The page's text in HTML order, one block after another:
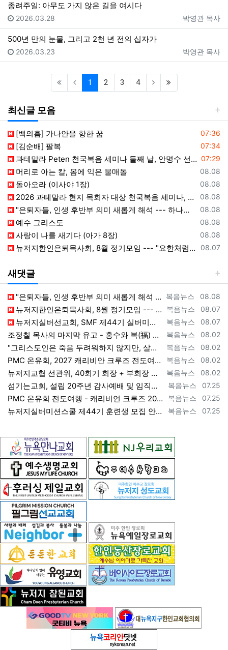
종려주일: 아무도 가지 않은 길을 여시다
등록자
박영관 목사
등록일
2026.03.28
500년 만의 눈물, 그리고 2천 년 전의 십자가
등록자
박영관 목사
등록일
2026.03.23
1 (current)
2 3 4
최신글 모음
등록일
07:36
[백의흠] 가나안을 향한 꿈
등록일
07:34
[김순배] 팔복
등록일
07:29
과테말라 Peten 천국복음 세미나 둘째 날, 안명수 선교사 강의와 수료식 진행
등록일
08.08
머리로 아는 칼, 몸에 익은 물매돌
등록일
08.08
돌아오라 (이사야 1장)
등록일
08.08
2026 과테말라 현지 목회자 대상 천국복음 세미나, Peten 지역서 시작
등록일
08.08
"은퇴자들, 인생 후반부 의미 새롭게 해석 --- 하나님(복음+선교) 길에 나서자"
등록일
08.08
예수 그리스도
등록일
08.08
사랑이 나를 새기다 (아가 8장)
등록일
08.07
뉴저지한인은퇴목사회, 8월 정기모임 --- "요한처럼 예수님만 높이며 살자"
새댓글
등록자
복음뉴스 등록일
08.08
"은퇴자들, 인생 후반부 의미 새롭게 해석 --- 하나님(복음+선교)길에 나서자" [2026년 8월 8일 토요일 자 뉴욕일보 기사] ==> ht…
등록자
복음뉴스 등록일
08.07
뉴저지한인은퇴목사회, 8월 정기모임 --- "요한처럼 예수님만 높이며 살자" [2026년 8월 7일 금요일 자 뉴욕일보 기사] ==> https…
등록자
복음뉴스 등록일
08.07
뉴저지실버선교회, SMF 제44기 실버미션스쿨 수강생 모집 [2026년 8월 7일 금요일 자 뉴욕일보 기사] ==> https://www.bog…
등록자
복음뉴스 등록일
08.02
조정칠 목사의 마지막 유고 - 홍수와 복(福) 자(字) [2026년 8월 1일 토요일 자 뉴욕일보 기사] ==> https://www.bogeu…
등록자
복음뉴스 등록일
08.02
"그리스도인은 죽음 두려워하지 않지만, 살아 있는 동안 다른 사람의 유익 + 믿음의 진보 위해 살아야" [2026년 7월 31일 금요일 자 뉴욕…
등록자
복음뉴스 등록일
08.02
PMC 온유회, 2027 캐리비안 크루즈 전도여행 참가자 모집 [2026년 7월 31일 금요일 자 뉴욕일보 기사] ==> https://www.…
등록자
복음뉴스 등록일
08.02
뉴저지교협 선관위, 40회기 회장 + 부회장 등록 + 추천 절차 공고 --- 8월 28일 등록 마감, 9월 28일 선거 [2026년 7월 29일…
등록자
복음뉴스 등록일
07.25
섬기는교회, 설립 20주년 감사예배 및 임직식 --- "이제 더 힘차게 창공을 날자" [2026년 7월 25일 토요일 자 뉴욕일보 기사] ==>…
등록자
복음뉴스 등록일
07.25
PMC 온유회 전도여행 - 캐리비언 크루즈 2027 안내 ==> https://www.bogeumnews.com/gnu54/bbs/board.p…
등록자
복음뉴스 등록일
07.25
뉴저지실버미션스쿨 제44기 훈련생 모집 안내 ==> https://www.bogeumnews.com/gnu54/bbs/board.php?bo_t…